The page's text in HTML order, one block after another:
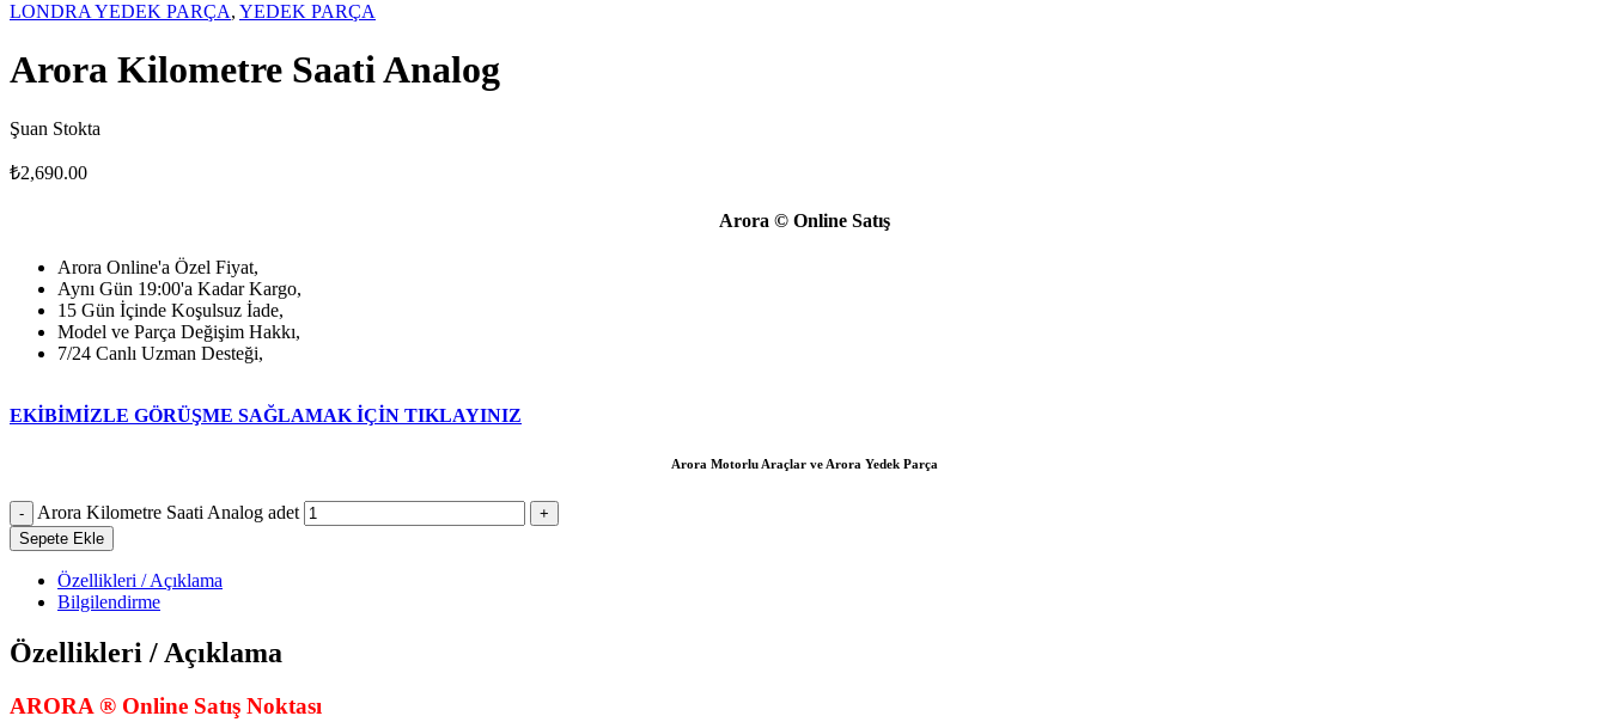
LONDRA YEDEK PARÇA, YEDEK PARÇA
Arora Kilometre Saati Analog
Şuan Stokta
₺2,690.00
Arora © Online Satış
Arora Online'a Özel Fiyat,
Aynı Gün 19:00'a Kadar Kargo,
15 Gün İçinde Koşulsuz İade,
Model ve Parça Değişim Hakkı,
7/24 Canlı Uzman Desteği,
EKİBİMİZLE GÖRÜŞME SAĞLAMAK İÇİN TIKLAYINIZ
Arora Motorlu Araçlar ve Arora Yedek Parça
Arora Kilometre Saati Analog adet
Sepete Ekle
Özellikleri / Açıklama
Bilgilendirme
Özellikleri / Açıklama
ARORA ® Online Satış Noktası